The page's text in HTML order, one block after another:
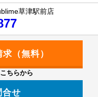
草津駅前店
ちらから
合せ